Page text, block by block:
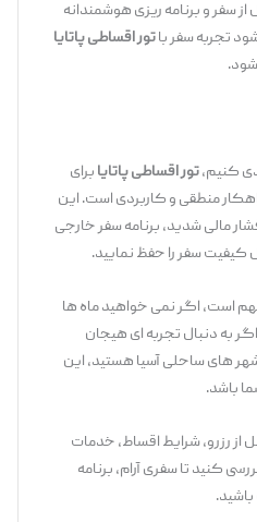
و برنامه ‌ریزی هوشمندانه
سفر باتور اقساطی پاتایا
تور اقساطی پاتایابرای
منطقی و کاربردی است. این
شدید، برنامه سفر خارجی
سفر را حفظ نمایید.
اگر نمی‌ خواهید ماه‌ ها
تجربه ‌ای هیجان
ساحلی آسیا هستید، این
شرایط اقساط، خدمات
تا سفری آرام، برنامه‌